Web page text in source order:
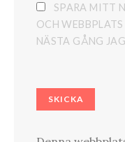
SPARA MITT
OCH
NÄSTA GÅNG